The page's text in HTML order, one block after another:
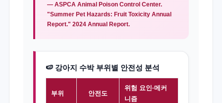
— ASPCA Animal Poison Control Center.
"Summer Pet Hazards: Fruit Toxicity Annual
Report." 2024 Annual Report.
🍉 강아지 수박 부위별 안전성 분석
부위 안전도
위험 요인·메커
니즘